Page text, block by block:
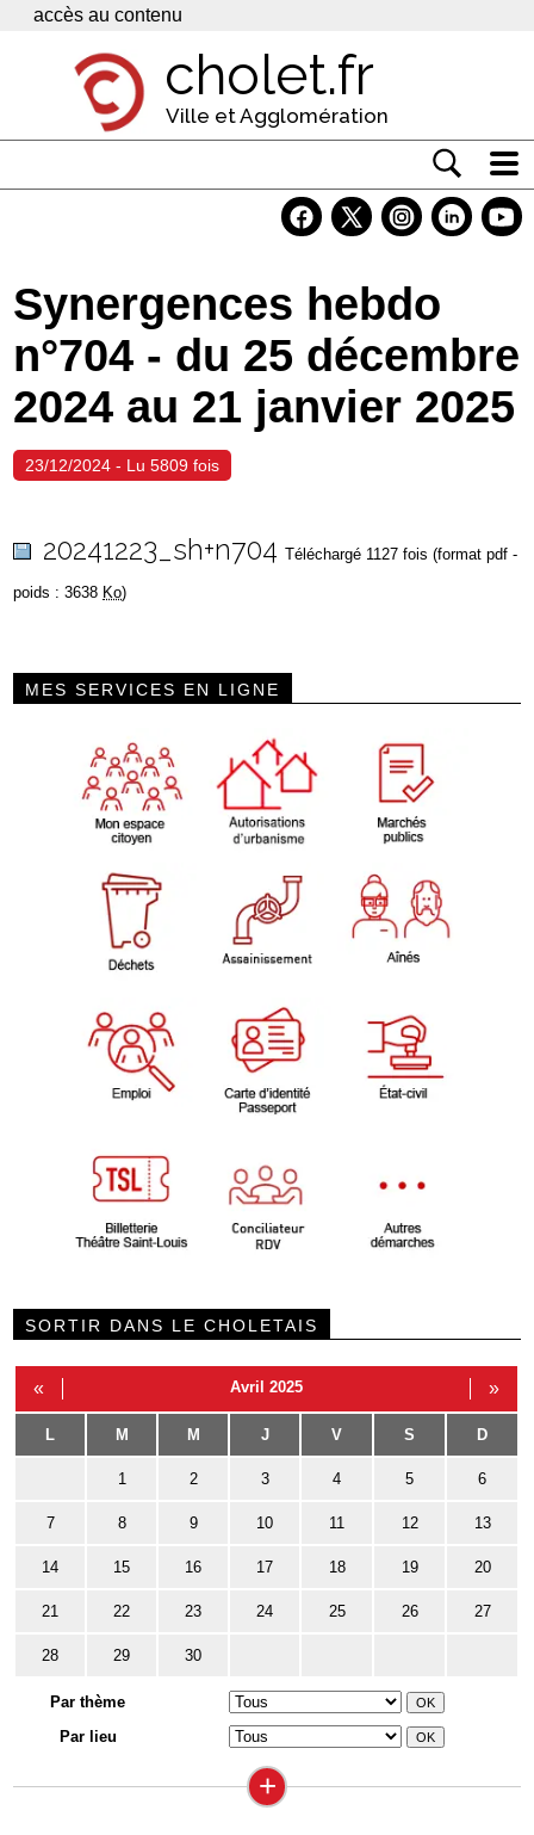
Panneau de gestion des cookies
accès au contenu
cholet.fr
Ville et Agglomération
Economie
Services
Contacts
Synergences hebdo
n°704 - du 25 décembre
2024 au 21 janvier 2025
23/12/2024 - Lu 5809 fois
20241223_sh+n704 Téléchargé 1127 fois (format pdf -
poids : 3638 Ko)
MES SERVICES EN LIGNE
SORTIR DANS LE CHOLETAIS
« Avril 2025 »
L M M J V S D
1 2 3 4 5 6
7 8 9 10 11 12 13
14 15 16 17 18 19 20
21 22 23 24 25 26 27
28 29 30
Par thème
Par lieu
+